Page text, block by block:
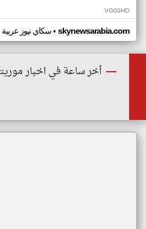
VG00HD
سكاي نيوز عربية• skynewsarabia.com
أخر ساعة في اخبار